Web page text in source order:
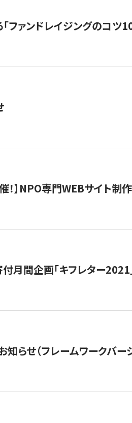
ファンドレイジングのコツ
！】NPO専門WEBサイト
月間企画「キフレター2021
らせ（フレームワークバー